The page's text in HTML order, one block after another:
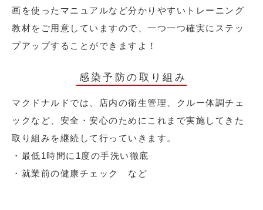
画を使ったマニュアルなど分かりやすいトレーニング
教材をご用意していますので、一つ一つ確実にステッ
プアップすることができますよ！
感染予防の取り組み
マクドナルドでは、店内の衛生管理、クルー体調チェ
ックなど、安全・安心のためにこれまで実施してきた
取り組みを継続して行っていきます。
・最低1時間に1度の手洗い徹底
・就業前の健康チェック など